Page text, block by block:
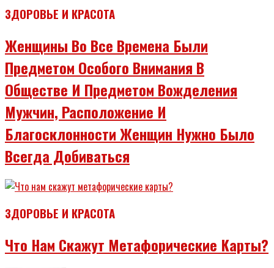
ЗДОРОВЬЕ И КРАСОТА
Женщины Во Все Времена Были
Предметом Особого Внимания В
Обществе И Предметом Вожделения
Мужчин, Расположение И
Благосклонности Женщин Нужно Было
Всегда Добиваться
ЗДОРОВЬЕ И КРАСОТА
Что Нам Скажут Метафорические Карты?